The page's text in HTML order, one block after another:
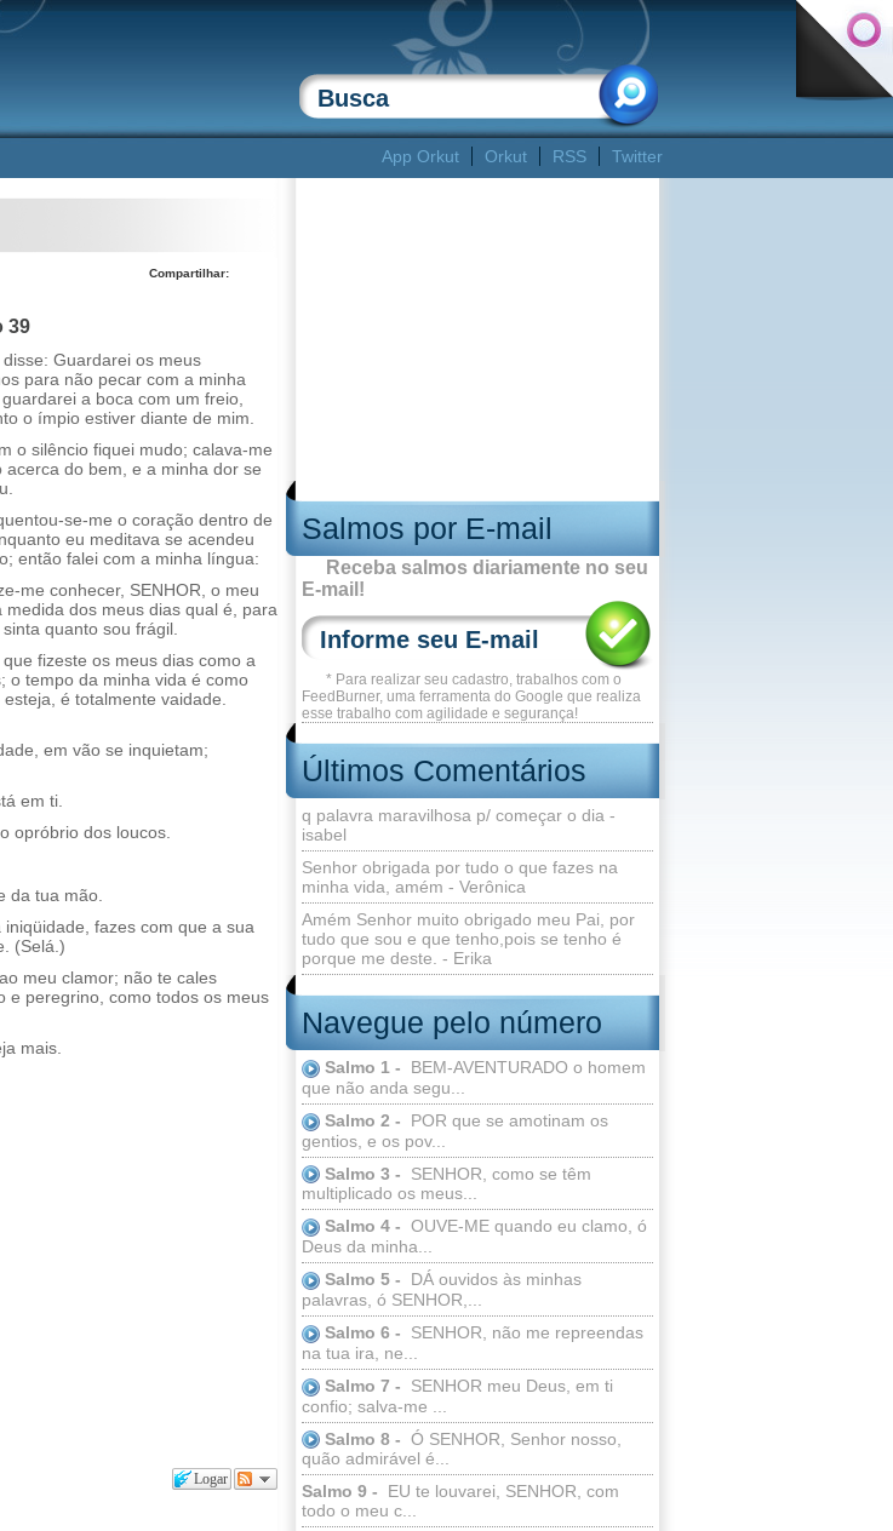
App Orkut Orkut RSS Twitter
Salmos por E-mail
Receba salmos diariamente no seu
E-mail!
* Para realizar seu cadastro, trabalhos com o
FeedBurner, uma ferramenta do Google que realiza
esse trabalho com agilidade e segurança!
Últimos Comentários
q palavra maravilhosa p/ começar o dia -
isabel
Senhor obrigada por tudo o que fazes na
minha vida, amém - Verônica
Amém Senhor muito obrigado meu Pai, por
tudo que sou e que tenho,pois se tenho é
porque me deste. - Erika
Navegue pelo número
Salmo 1 -
BEM-AVENTURADO o homem
que não anda segu...
Salmo 2 -
POR que se amotinam os
gentios, e os pov...
Salmo 3 -
SENHOR, como se têm
multiplicado os meus...
Salmo 4 - OUVE-ME quando eu clamo, ó
Deus da minha...
Salmo 5 -
DÁ ouvidos às minhas
palavras, ó SENHOR,...
Salmo 6 -
SENHOR, não me repreendas
na tua ira, ne...
Salmo 7 -
SENHOR meu Deus, em ti
confio; salva-me ...
Salmo 8 - Ó SENHOR, Senhor nosso,
quão admirável é...
Salmo 9 -
EU te louvarei, SENHOR, com
todo o meu c...
Compartilhar:
39
disse: Guardarei os meus
para não pecar com a minha
a boca com um freio,
o ímpio estiver diante de mim.
o silêncio fiquei mudo; calava-me
acerca do bem, e a minha dor se
se-me o coração dentro de
eu meditava se acendeu
então falei com a minha língua:
me conhecer, SENHOR, o meu
medida dos meus dias qual é, para
quanto sou frágil.
que fizeste os meus dias como a
o tempo da minha vida é como
é totalmente vaidade.
em vão se inquietam;
em ti.
opróbrio dos loucos.
da tua mão.
fazes com que a sua
(Selá.)
meu clamor; não te cales
e peregrino, como todos os meus
mais.
Logar